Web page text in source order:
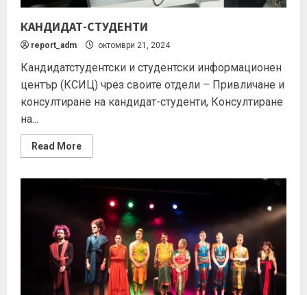
КАНДИДАТ-СТУДЕНТИ
report_adm октомври 21, 2024
Кандидатстудентски и студентски информационен
център (КСИЦ) чрез своите отдели – Привличане и
консултиране на кандидат-студенти, Консултиране
на...
Read More